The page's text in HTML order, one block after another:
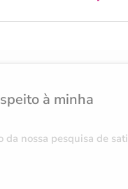
à minha
da nossa pesquisa de